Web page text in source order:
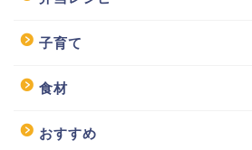
子育て
食材
おすすめ